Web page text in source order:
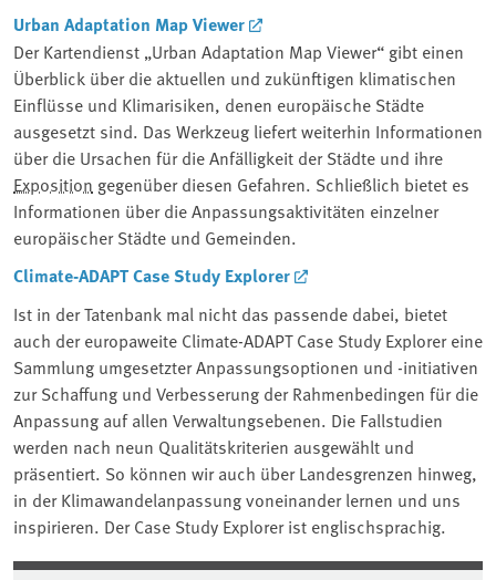
Urban Adaptation Map Viewer
Der Kartendienst „Urban Adaptation Map Viewer“ gibt einen
Überblick über die aktuellen und zukünftigen klimatischen
Einflüsse und Klimarisiken, denen europäische Städte
ausgesetzt sind. Das Werkzeug liefert weiterhin Informationen
über die Ursachen für die Anfälligkeit der Städte und ihre
Exposition gegenüber diesen Gefahren. Schließlich bietet es
Informationen über die Anpassungsaktivitäten einzelner
europäischer Städte und Gemeinden.
Climate-ADAPT Case Study Explorer
Ist in der Tatenbank mal nicht das passende dabei, bietet
auch der europaweite Climate-ADAPT Case Study Explorer eine
Sammlung umgesetzter Anpassungsoptionen und -initiativen
zur Schaffung und Verbesserung der Rahmenbedingen für die
Anpassung auf allen Verwaltungsebenen. Die Fallstudien
werden nach neun Qualitätskriterien ausgewählt und
präsentiert. So können wir auch über Landesgrenzen hinweg,
in der Klimawandelanpassung voneinander lernen und uns
inspirieren. Der Case Study Explorer ist englischsprachig.